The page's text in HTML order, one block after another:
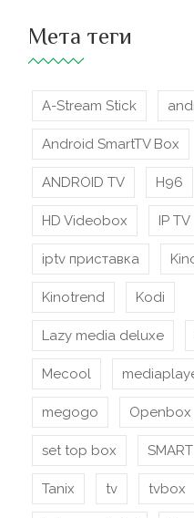
Мета теги
A-Stream Stick
Android SmartTV Box
ANDROID TV H96
HD Videobox IP TV
iptv приставка
Kinotrend Kodi
Lazy media deluxe
Mecool
megogo Openbox
set top box
Tanix tv tvbox